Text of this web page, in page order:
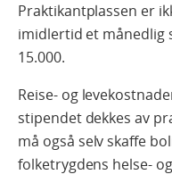
Praktikantplassen er
imidlertid et månedlig
15.000.
Reise- og
stipendet dekkes av
må også selv skaffe
folketrygdens helse-